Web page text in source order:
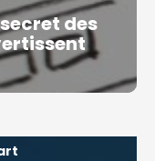
des